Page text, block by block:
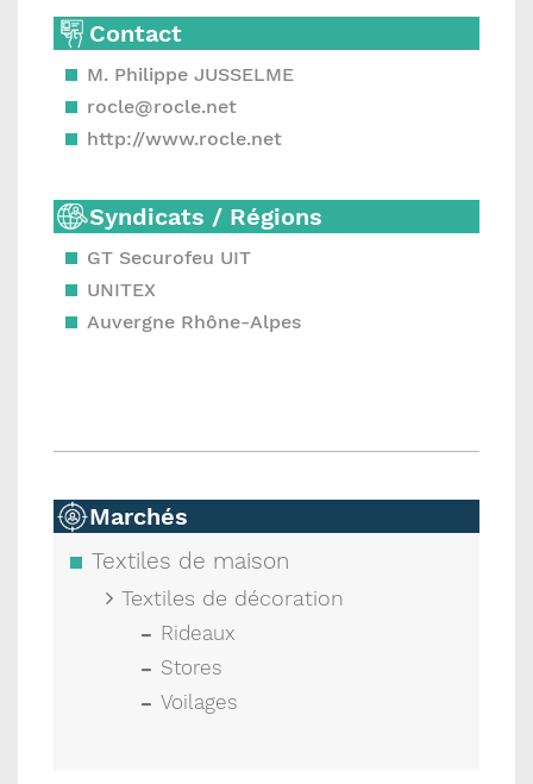
Contact
M. Philippe JUSSELME
rocle@rocle.net
http://www.rocle.net
Syndicats / Régions
GT Securofeu UIT
UNITEX
Auvergne Rhône-Alpes
Marchés
Textiles de maison
Textiles de décoration
Rideaux
Stores
Voilages